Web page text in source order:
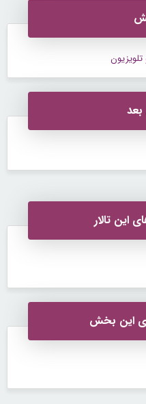
تلویزیون
این تالار
این بخش